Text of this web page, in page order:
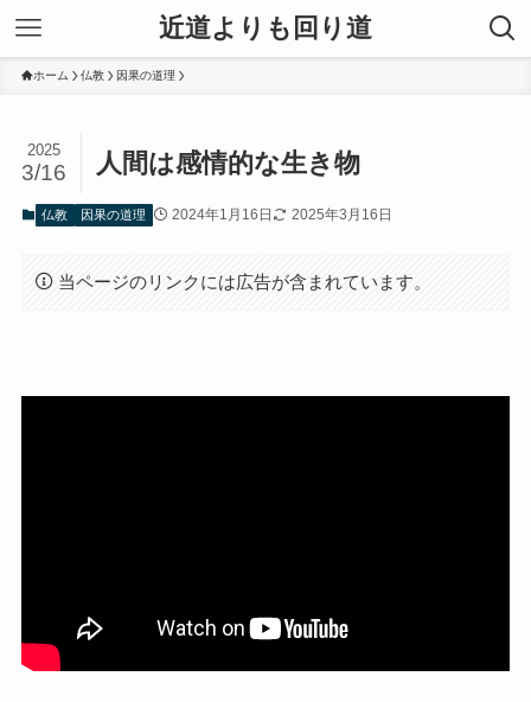
近道よりも回り道
ホーム 仏教 因果の道理
人間は感情的な生き物
2025
3/16
仏教 因果の道理 2024年1月16日 2025年3月16日
当ページのリンクには広告が含まれています。